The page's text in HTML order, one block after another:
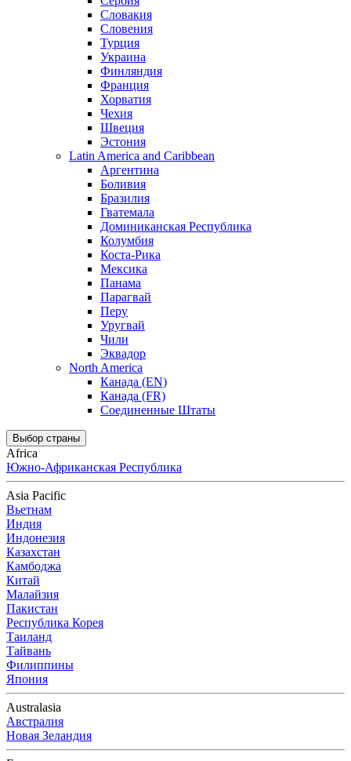
Словакия
Словения
Турция
Украина
Финляндия
Франция
Хорватия
Чехия
Швеция
Эстония
Latin America and Caribbean
Аргентина
Боливия
Бразилия
Гватемала
Доминиканская Республика
Колумбия
Коста-Рика
Мексика
Панама
Парагвай
Перу
Уругвай
Чили
Эквадор
North America
Канада (EN)
Канада (FR)
Соединенные Штаты
Выбор страны
Africa
Южно-Африканская Республика
Asia Pacific
Вьетнам
Индия
Индонезия
Казахстан
Камбоджа
Китай
Малайзия
Пакистан
Республика Корея
Таиланд
Тайвань
Филиппины
Япония
Australasia
Австралия
Новая Зеландия